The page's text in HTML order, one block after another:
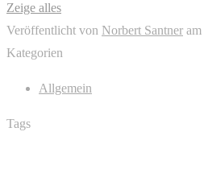
Zeige alles
Veröffentlicht von Norbert Santner am
Kategorien
Allgemein
Tags